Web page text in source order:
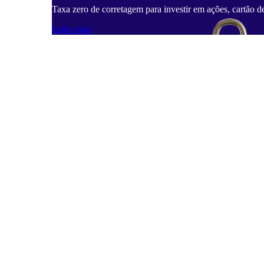
Taxa zero de corretagem para investir em ações, cartão
Saiba mais